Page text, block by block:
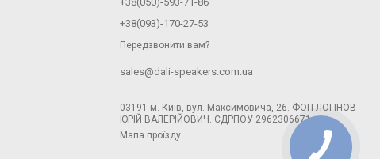
+38(093)-170-27-53
Передзвонити вам?
sales@dali-speakers.com.ua
03191 м. Київ, вул. Максимовича, 26. ФОП ЛОГІНОВ
ЮРІЙ ВАЛЕРІЙОВИЧ. ЄДРПОУ 2962306671
Мапа проїзду